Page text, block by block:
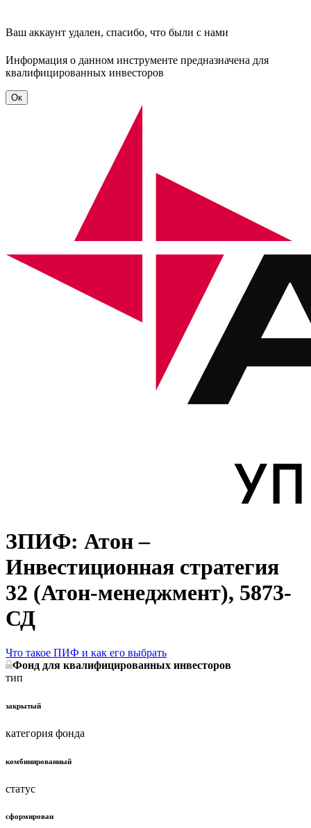
Ваш аккаунт удален, спасибо, что были с нами
Информация о данном инструменте предназначена для
квалифицированных инвесторов
Ок
ЗПИФ: Атон –
Инвестиционная стратегия
32 (Атон-менеджмент), 5873-
СД
Что такое ПИФ и как его выбрать
Фонд для квалифицированных инвесторов
тип
закрытый
категория фонда
комбинированный
статус
сформирован